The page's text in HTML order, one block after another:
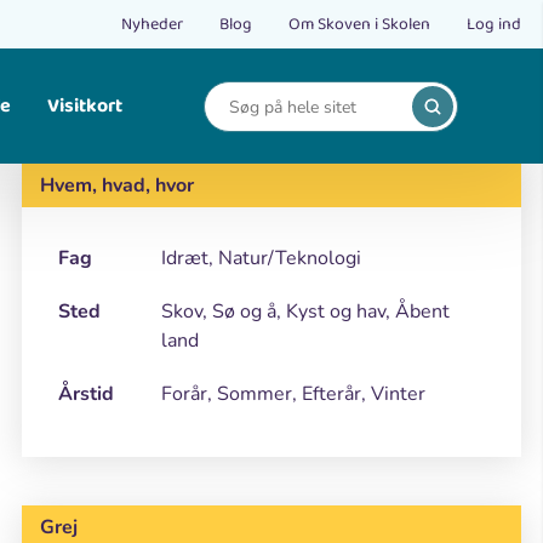
Nyheder Blog Om Skoven i Skolen Log ind
Visitkort
Print
Hvem, hvad, hvor
Fag
Idræt, Natur/Teknologi
Sted
Skov, Sø og å, Kyst og hav, Åbent
land
Årstid
Forår, Sommer, Efterår, Vinter
Grej